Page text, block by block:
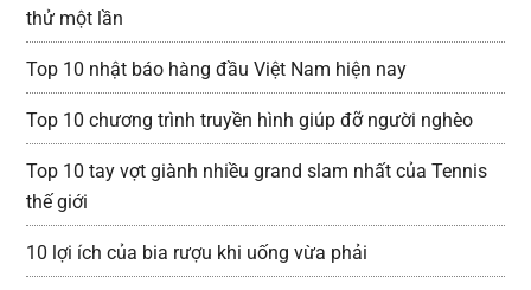
thử một lần
Top 10 nhật báo hàng đầu Việt Nam hiện nay
Top 10 chương trình truyền hình giúp đỡ người nghèo
Top 10 tay vợt giành nhiều grand slam nhất của Tennis
thế giới
10 lợi ích của bia rượu khi uống vừa phải